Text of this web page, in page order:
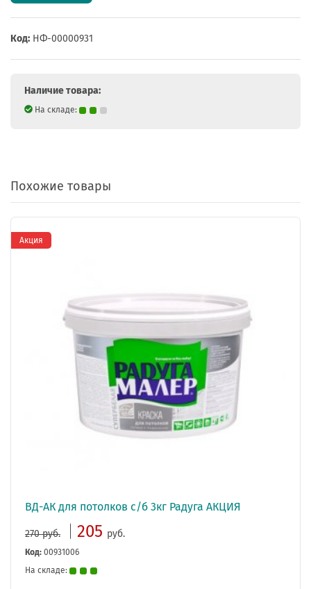
Код: НФ-00000931
Наличие товара:
На складе:
Похожие товары
ВД-АК для потолков с/б 3кг Радуга АКЦИЯ
270 руб. 205 руб.
Код: 00931006
На складе:
Акция